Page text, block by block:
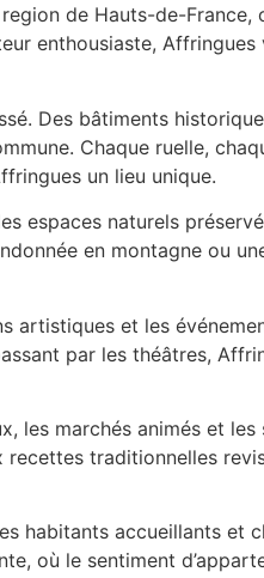
de Hauts-de-France,
enthousiaste,
Des bâtiments
Chaque ruelle,
un lieu unique.
espaces naturels
en montagne ou
artistiques et les
par les théâtres,
les marchés animés et
traditionnelles
habitants accueillants et
où le sentiment